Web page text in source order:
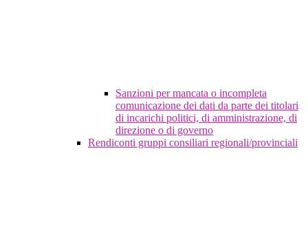
Sanzioni per mancata o incompleta
comunicazione dei dati da parte dei titolari
di incarichi politici, di amministrazione, di
direzione o di governo
Rendiconti gruppi consiliari regionali/provinciali